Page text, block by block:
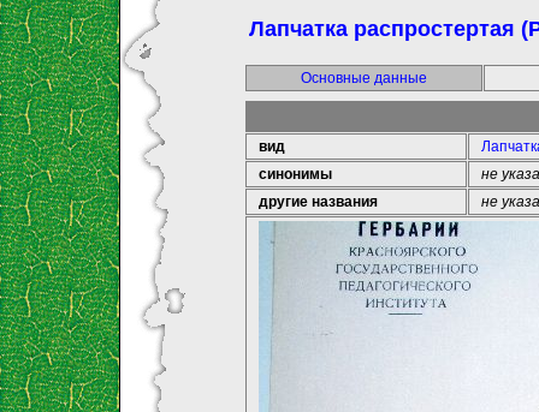
Лапчатка распростертая
Основные данные
вид
синонимы
не
другие названия
не